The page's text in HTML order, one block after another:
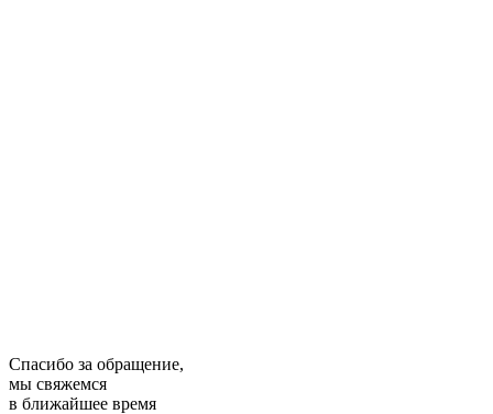
Спасибо за обращение,
мы свяжемся
в ближайшее время